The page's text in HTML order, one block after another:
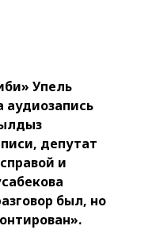
Упель
аудиозапись
депутат
и
был, но